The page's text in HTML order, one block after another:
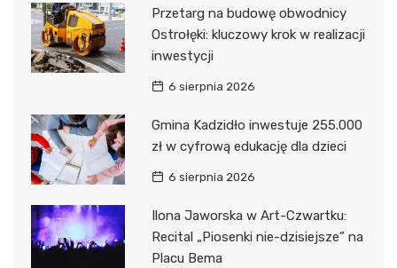
Przetarg na budowę obwodnicy
Ostrołęki: kluczowy krok w realizacji
inwestycji
6 sierpnia 2026
Gmina Kadzidło inwestuje 255.000
zł w cyfrową edukację dla dzieci
6 sierpnia 2026
Ilona Jaworska w Art-Czwartku:
Recital „Piosenki nie-dzisiejsze” na
Placu Bema